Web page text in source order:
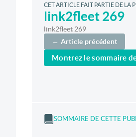
CET ARTICLE FAIT PARTIE DE LA
link2fleet 269
link2fleet 269
← Article précédent
Montrez le sommaire
SOMMAIRE DE CETTE